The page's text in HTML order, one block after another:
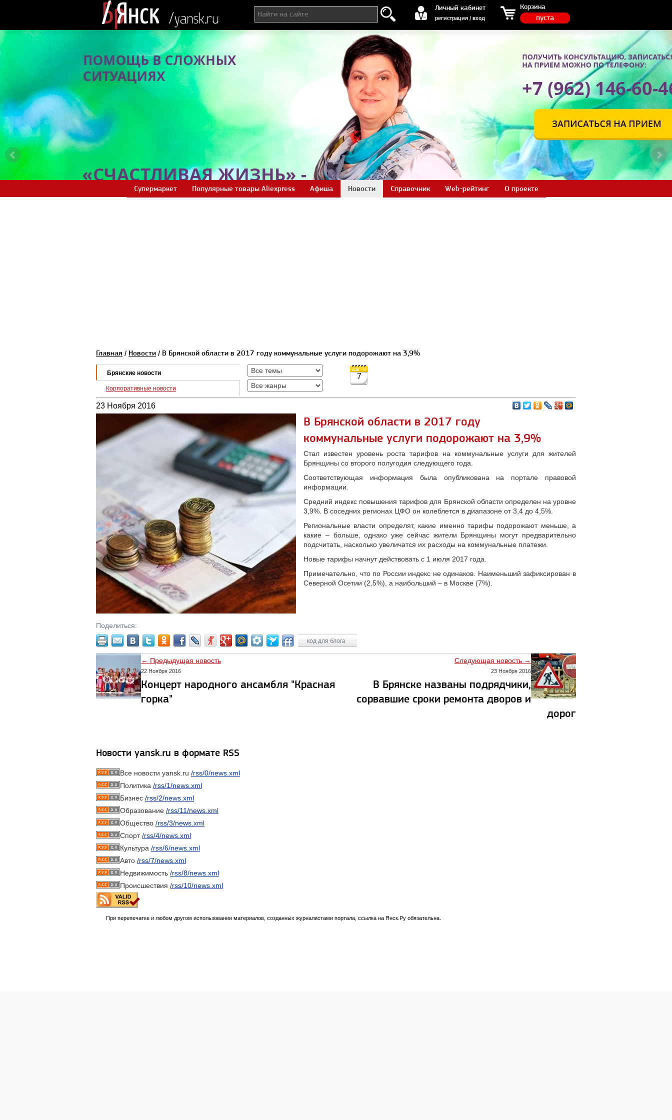
Личный кабинет
регистрация / вход
регистрация / вход Корзина
пуста
Супермаркет Популярные товары Aliexpress Афиша Новости Справочник Web-рейтинг О проекте
Главная / Новости / В Брянской области в 2017 году коммунальные услуги подорожают на 3,9%
Брянские новости
Корпоративные новости
7
23 Ноября 2016
В Брянской области в 2017 году
коммунальные услуги подорожают на 3,9%
Стал известен уровень роста тарифов на коммунальные услуги для жителей
Брянщины со второго полугодия следующего года.
Соответствующая информация была опубликована на портале правовой
информации.
Средний индекс повышения тарифов для Брянской области определен на уровне
3,9%. В соседних регионах ЦФО он колеблется в диапазоне от 3,4 до 4,5%.
Региональные власти определят, какие именно тарифы подорожают меньше, а
какие – больше, однако уже сейчас жители Брянщины могут предварительно
подсчитать, насколько увеличатся их расходы на коммунальные платежи.
Новые тарифы начнут действовать с 1 июля 2017 года.
Примечательно, что по России индекс не одинаков. Наименьший зафиксирован в
Северной Осетии (2,5%), а наибольший – в Москве (7%).
Поделиться:
код для блога
← Предыдущая новость
22 Ноября 2016
Концерт народного ансамбля "Красная
горка"
Следующая новость →
23 Ноября 2016
В Брянске названы подрядчики,
сорвавшие сроки ремонта дворов и
дорог
Новости yansk.ru в формате RSS
Все новости yansk.ru /rss/0/news.xml
Политика /rss/1/news.xml
Бизнес /rss/2/news.xml
Образование /rss/11/news.xml
Общество /rss/3/news.xml
Спорт/rss/4/news.xml
Культура /rss/6/news.xml
Авто /rss/7/news.xml
Недвижимость /rss/8/news.xml
Происшествия /rss/10/news.xml
При перепечатке и любом другом использовании материалов, созданных журналистами портала, ссылка на Янск.Ру обязательна.